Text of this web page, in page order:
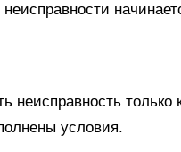
только
условия.